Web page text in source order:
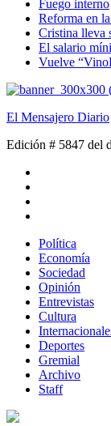
Fuego interno
Reforma en
Cristina lleva
El salario
Vuelve
El Mensajero Diario
Edición # 5847 del
Política
Economía
Sociedad
Opinión
Entrevistas
Cultura
Deportes
Gremial
Archivo
Staff